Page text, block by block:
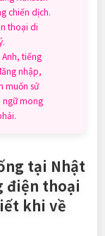
chiến dịch.
thoại di
tiếng
nhập,
muốn sử
ngữ mong
tại Nhật
điện thoại
khi về